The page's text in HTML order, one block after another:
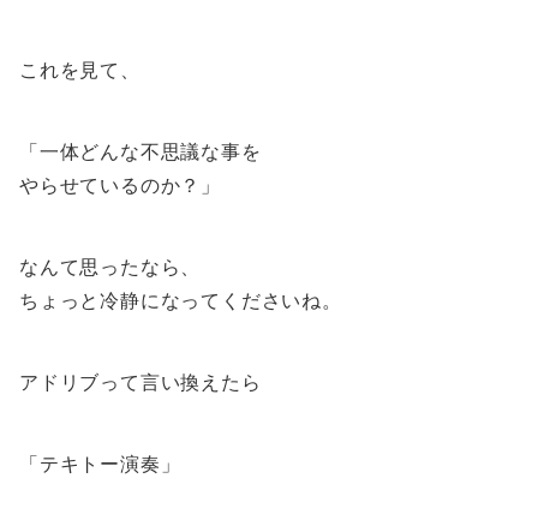
これを見て、
「一体どんな不思議な事を
やらせているのか？」
なんて思ったなら、
ちょっと冷静になってくださいね。
アドリブって言い換えたら
「テキトー演奏」